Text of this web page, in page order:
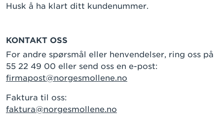
Husk å ha klart ditt kundenummer.
KONTAKT OSS
For andre spørsmål eller henvendelser, ring oss på
55 22 49 00 eller send oss en e-post:
firmapost@norgesmollene.no
Faktura til oss:
faktura@norgesmollene.no